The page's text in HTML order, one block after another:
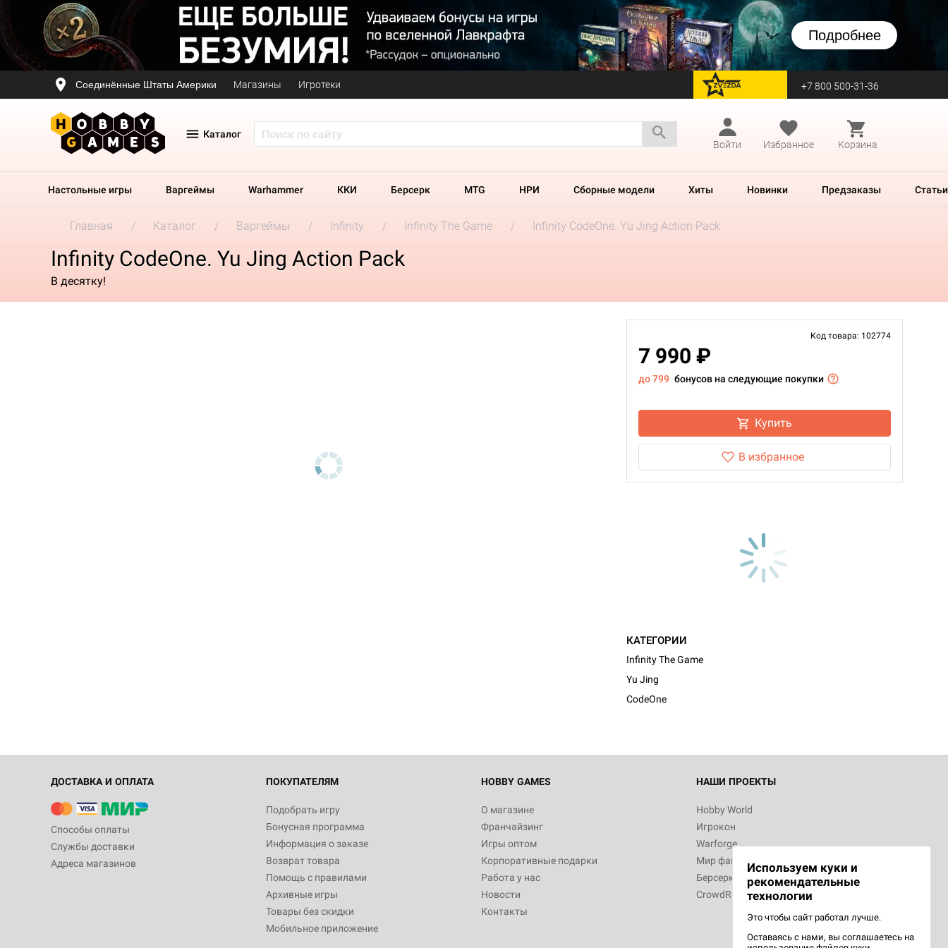
Подробнее
Соединённые Штаты Америки Магазины Игротеки перейти на Zvezda +7 800 500-31-36
Каталог
Войти
Избранное Корзина
Настольные игры Варгеймы Warhammer ККИ Берсерк MTG НРИ Сборные модели Хиты Новинки Предзаказы Статьи
Главная Каталог Варгеймы Infinity Infinity The Game Infinity CodeOne. Yu Jing Action Pack
Infinity CodeOne. Yu Jing Action Pack
В десятку!
Код товара: 102774
7 990 ₽
до 799 бонусов на следующие покупки
Купить
В избранное
КАТЕГОРИИ
Infinity The Game
Yu Jing
CodeOne
ДОСТАВКА И ОПЛАТА
Способы оплаты
Службы доставки
Адреса магазинов
ПОКУПАТЕЛЯМ
Подобрать игру
Бонусная программа
Информация о заказе
Возврат товара
Помощь с правилами
Архивные игры
Товары без скидки
Мобильное приложение
HOBBY GAMES
О магазине
Франчайзинг
Игры оптом
Корпоративные подарки
Работа у нас
Новости
Контакты
НАШИ ПРОЕКТЫ
Hobby World
Игрокон
Warforge
Мир фантастики
Берсерк
CrowdRepublic
Используем куки и
рекомендательные
технологии
Это чтобы сайт работал лучше.
Оставаясь с нами, вы соглашаетесь на